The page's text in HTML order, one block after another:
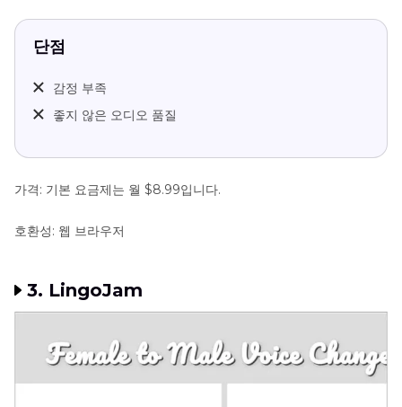
단점
감정 부족
좋지 않은 오디오 품질
가격: 기본 요금제는 월 $8.99입니다.
호환성: 웹 브라우저
3. LingoJam